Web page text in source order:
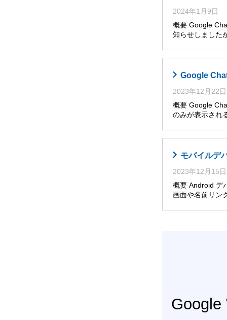
2024年1月9日
概要 Google
知らせしました
Google
2023年12月22日
概要 Google
のみが表示され
モバイルデ
2023年12月15日
概要 Android デ
画面や名前リン
Google